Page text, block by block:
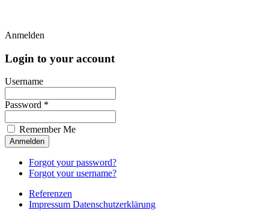
Anmelden
Login to your account
Username
Password *
Remember Me
Forgot your password?
Forgot your username?
Referenzen
Impressum Datenschutzerklärung